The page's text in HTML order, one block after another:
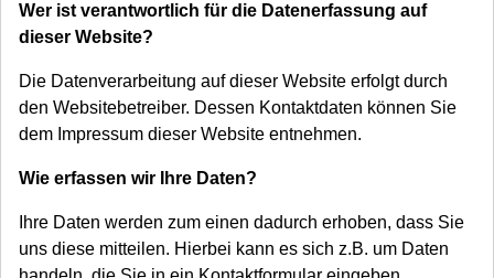
Wer ist verantwortlich für die Datenerfassung auf
dieser Website?
Die Datenverarbeitung auf dieser Website erfolgt durch
den Websitebetreiber. Dessen Kontaktdaten können Sie
dem Impressum dieser Website entnehmen.
Wie erfassen wir Ihre Daten?
Ihre Daten werden zum einen dadurch erhoben, dass Sie
uns diese mitteilen. Hierbei kann es sich z.B. um Daten